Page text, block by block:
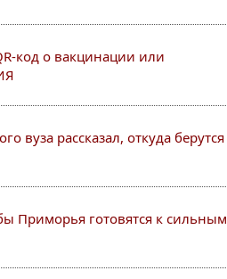
код о вакцинации или
вуза рассказал, откуда берутся
Приморья готовятся к сильным